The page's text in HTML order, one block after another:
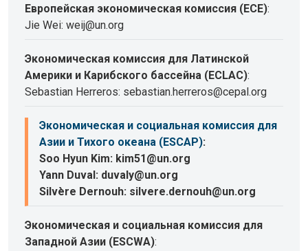
Европейская экономическая комиссия (ECE):
Jie Wei: weij@un.org
Экономическая комиссия для Латинской
Америки и Карибского бассейна (ECLAC):
Sebastian Herreros: sebastian.herreros@cepal.org
Экономическая и социальная комиссия для
Азии и Тихого океана (ESCAP):
Soo Hyun Kim: kim51@un.org
Yann Duval: duvaly@un.org
Silvère Dernouh: silvere.dernouh@un.org
Экономическая и социальная комиссия для
Западной Азии (ESCWA):